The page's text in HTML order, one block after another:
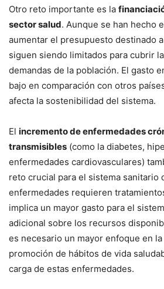
Otro reto importante es la
sector salud. Aunque se han hecho
aumentar el presupuesto destinado
siguen siendo limitados para cubrir
demandas de la población. El gasto
bajo en comparación con otros
afecta la sostenibilidad del sistema.
El incremento de enfermedades
transmisibles (como la diabetes,
enfermedades cardiovasculares)
reto crucial para el sistema sanitario
enfermedades requieren
implica un mayor gasto para el
adicional sobre los recursos
es necesario un mayor enfoque en la
promoción de hábitos de vida
carga de estas enfermedades.